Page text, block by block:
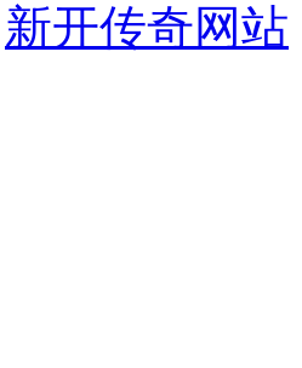
新开传奇网站